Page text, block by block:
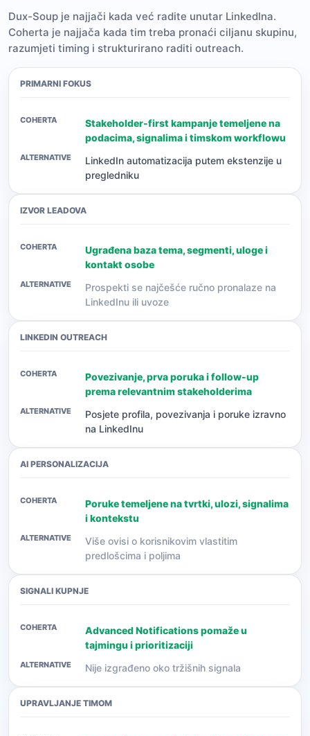
Dux-Soup je najjači kada već radite unutar LinkedIna.
Coherta je najjača kada tim treba pronaći ciljanu skupinu,
razumjeti timing i strukturirano raditi outreach.
PRIMARNI FOKUS
Stakeholder-first kampanje temeljene na
podacima, signalima i timskom workflowu
LinkedIn automatizacija putem ekstenzije u
pregledniku
IZVOR LEADOVA
Ugrađena baza tema, segmenti, uloge i
kontakt osobe
Prospekti se najčešće ručno pronalaze na
LinkedInu ili uvoze
LINKEDIN OUTREACH
Povezivanje, prva poruka i follow-up
prema relevantnim stakeholderima
Posjete profila, povezivanja i poruke izravno
na LinkedInu
AI PERSONALIZACIJA
Poruke temeljene na tvrtki, ulozi, signalima
i kontekstu
Više ovisi o korisnikovim vlastitim
predlošcima i poljima
SIGNALI KUPNJE
Advanced Notifications pomaže u
tajmingu i prioritizaciji
Nije izgrađeno oko tržišnih signala
UPRAVLJANJE TIMOM